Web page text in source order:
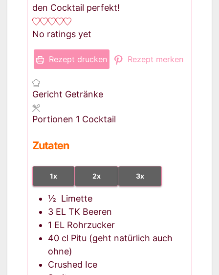
den Cocktail perfekt!
No ratings yet
Rezept drucken Rezept merken
Gericht Getränke
Portionen 1 Cocktail
Zutaten
1x 2x 3x
½ Limette
3 EL TK Beeren
1 EL Rohrzucker
40 cl Pitu (geht natürlich auch
ohne)
Crushed Ice